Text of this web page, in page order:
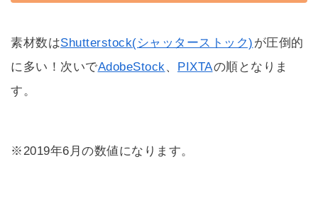
素材数はShutterstock(シャッターストック) が圧倒的
に多い！次いでAdobeStock、 PIXTAの順となりま
す。
※2019年6月の数値になります。